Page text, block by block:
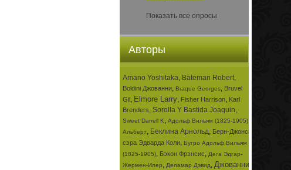
Показать все опросы
Авторы
Amano Yoshitaka, Bateman Robert,
Boldini Джованни, Braque Georges, Bruvel
Gil, Elmore Larry, Fisher Harrison, Karl
Brenders, Sorolla Y Bastida Joaquin,
Sweet Darrell K, Адольф Вильям (1825-1905)
Альберт, Беклина Арнольд, Берн-Джонса
сэра Эдварда Коли, Бугро Адольф Вильям
(1825-1905), Бэкон Фрэнсис, Дега Эдгар-
Жермен-Илер, Деламар Дэвид, Джованни